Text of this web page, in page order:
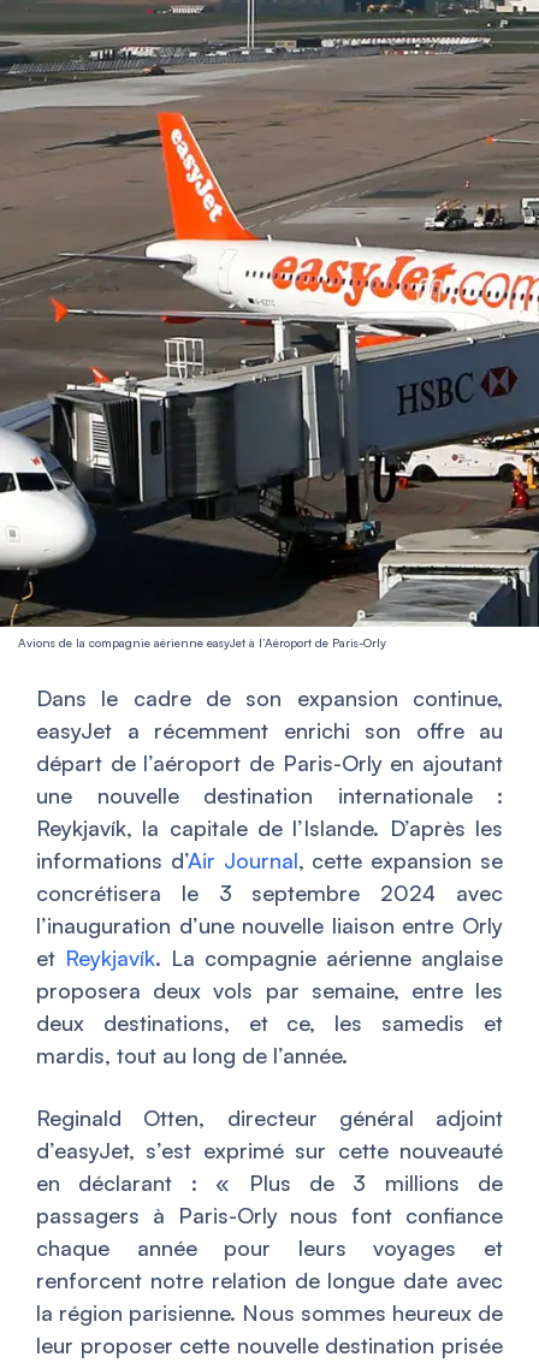
Avions de la compagnie aérienne easyJet à l’Aéroport de Paris-Orly
Dans le cadre de son expansion continue,
easyJet a récemment enrichi son offre au
départ de l’aéroport de Paris-Orly en ajoutant
une nouvelle destination internationale :
Reykjavík, la capitale de l’Islande. D’après les
informations d’Air Journal, cette expansion se
concrétisera le 3 septembre 2024 avec
l’inauguration d’une nouvelle liaison entre Orly
et Reykjavík. La compagnie aérienne anglaise
proposera deux vols par semaine, entre les
deux destinations, et ce, les samedis et
mardis, tout au long de l’année.
Reginald Otten, directeur général adjoint
d’easyJet, s’est exprimé sur cette nouveauté
en déclarant : «
Plus de 3 millions de
passagers à Paris-Orly nous font confiance
chaque année pour leurs voyages et
renforcent notre relation de longue date avec
la région parisienne. Nous sommes heureux de
leur proposer cette nouvelle destination prisée